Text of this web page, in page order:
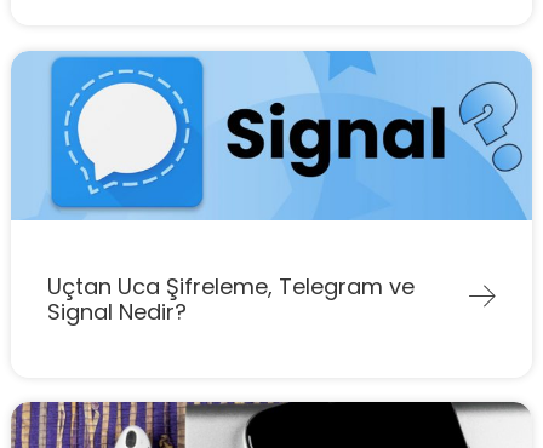
Uçtan Uca Şifreleme, Telegram ve
Signal Nedir?